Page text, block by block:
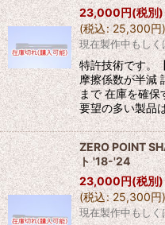
23,000円(税別)
(税込: 25,300円)
現在製作中もしく
特許技術です。
摩擦係数が半減
まで 在庫を確保
要望の多い製品
ZERO POINT
ト '18-'24
23,000円(税別)
(税込: 25,300円)
現在製作中もしく